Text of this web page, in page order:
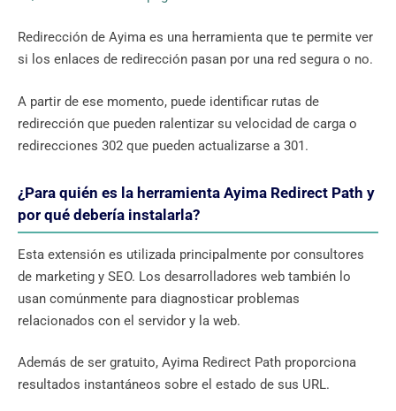
Redirección de Ayima es una herramienta que te permite ver
si los enlaces de redirección pasan por una red segura o no.
A partir de ese momento, puede identificar rutas de
redirección que pueden ralentizar su velocidad de carga o
redirecciones 302 que pueden actualizarse a 301.
¿Para quién es la herramienta Ayima Redirect Path y
por qué debería instalarla?
Esta extensión es utilizada principalmente por consultores
de marketing y SEO. Los desarrolladores web también lo
usan comúnmente para diagnosticar problemas
relacionados con el servidor y la web.
Además de ser gratuito, Ayima Redirect Path proporciona
resultados instantáneos sobre el estado de sus URL.